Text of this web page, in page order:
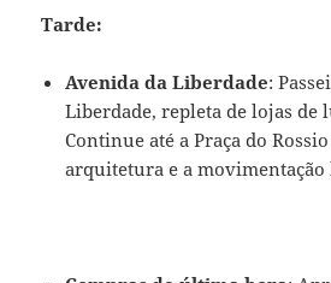
Tarde:
Avenida da Liberdade:
Liberdade, repleta de lojas de
Continue até a Praça do
arquitetura e a movimentação